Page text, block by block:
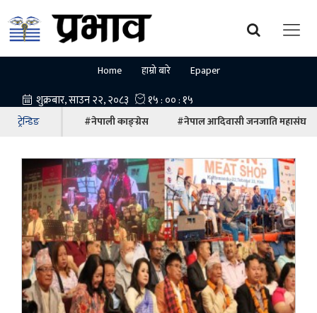
Home हाम्रो बारे Epaper
ट्रेन्डिङ #नेपाली काङ्ग्रेस #नेपाल आदिवासी जनजाति महासंघ